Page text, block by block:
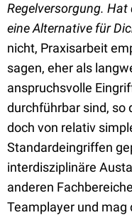
Regelversorgung. Hat
eine Alternative für
nicht, Praxisarbeit
sagen, eher als
anspruchsvolle
durchführbar sind, so
doch von relativ
Standardeingriffen
interdisziplinäre
anderen
Teamplayer und